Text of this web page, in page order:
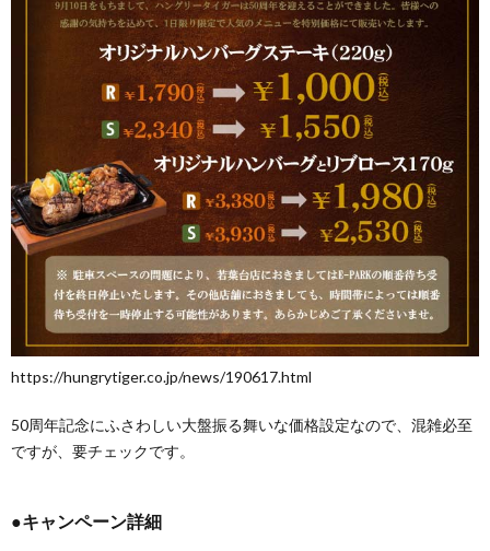
https://hungrytiger.co.jp/news/190617.html
50周年記念にふさわしい大盤振る舞いな価格設定なので、混雑必至
ですが、要チェックです。
●キャンペーン詳細